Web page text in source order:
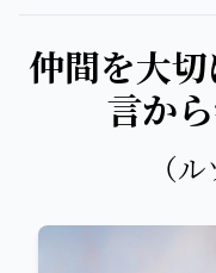
仲間を大
言か
（